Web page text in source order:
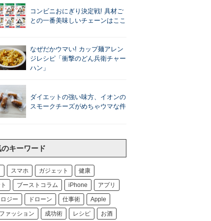
コンビニおにぎり決定戦! 具材ご
との一番美味しいチェーンはここ
なぜだかウマい! カップ麺アレン
ジレシピ「衝撃のどん兵衛チャー
ハン」
ダイエットの強い味方、イオンの
スモークチーズがめちゃウマな件
のキーワード
スマホ ガジェット 健康
ブーストコラム iPhone アプリ
ジー ドローン 仕事術 Apple
ファッション 成功術 レシピ お酒